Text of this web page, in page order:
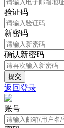
验证码
新密码
确认新密码
返回登录
账号